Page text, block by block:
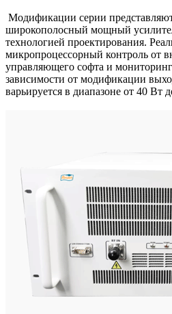
Модификации серии
широкополосный мощный
технологией проектирования.
микропроцессорный контроль от
управляющего софта и
зависимости от модификации
варьируется в диапазоне от 40 Вт